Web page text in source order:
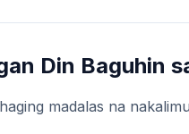
Din Baguhin
madalas na